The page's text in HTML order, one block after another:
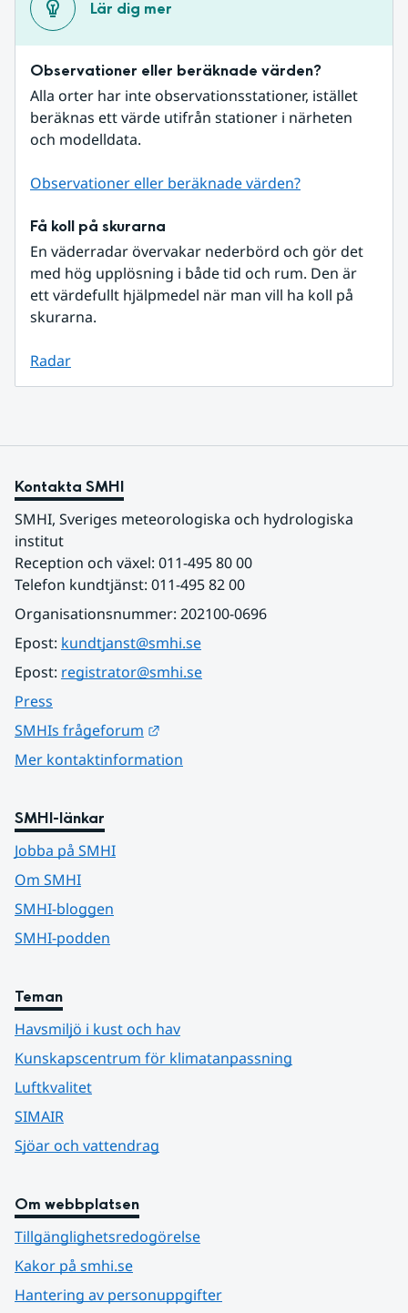
Lär dig mer
Observationer eller beräknade värden?
Alla orter har inte observationsstationer, istället
beräknas ett värde utifrån stationer i närheten
och modelldata.
Observationer eller beräknade värden?
Få koll på skurarna
En väderradar övervakar nederbörd och gör det
med hög upplösning i både tid och rum. Den är
ett värdefullt hjälpmedel när man vill ha koll på
skurarna.
Radar
Kontakta SMHI
SMHI, Sveriges meteorologiska och hydrologiska
institut
Reception och växel: 011-495 80 00
Telefon kundtjänst: 011-495 82 00
Organisationsnummer: 202100-0696
Epost: kundtjanst@smhi.se
Epost: registrator@smhi.se
Press
SMHIs frågeforum
Mer kontaktinformation
SMHI-länkar
Jobba på SMHI
Om SMHI
SMHI-bloggen
SMHI-podden
Teman
Havsmiljö i kust och hav
Kunskapscentrum för klimatanpassning
Luftkvalitet
SIMAIR
Sjöar och vattendrag
Om webbplatsen
Tillgänglighetsredogörelse
Kakor på smhi.se
Hantering av personuppgifter